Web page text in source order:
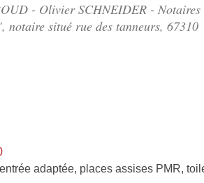
- Olivier SCHNEIDER - Notaires
notaire situé rue des tanneurs, 67310
adaptée, places assises PMR,